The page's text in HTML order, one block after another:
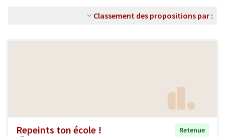
Classement des propositions par :
Repeints ton école !
Retenue